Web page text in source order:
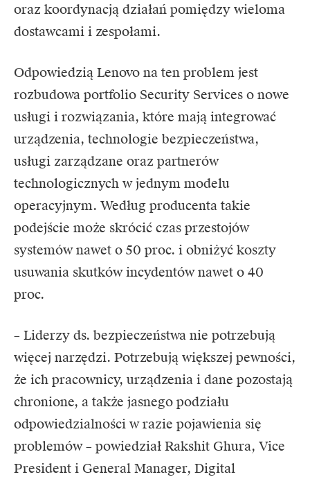
oraz koordynacją działań pomiędzy wieloma
dostawcami i zespołami.
Odpowiedzią Lenovo na ten problem jest
rozbudowa portfolio Security Services o nowe
usługi i rozwiązania, które mają integrować
urządzenia, technologie bezpieczeństwa,
usługi zarządzane oraz partnerów
technologicznych w jednym modelu
operacyjnym. Według producenta takie
podejście może skrócić czas przestojów
systemów nawet o 50 proc. i obniżyć koszty
usuwania skutków incydentów nawet o 40
proc.
– Liderzy ds. bezpieczeństwa nie potrzebują
więcej narzędzi. Potrzebują większej pewności,
że ich pracownicy, urządzenia i dane pozostają
chronione, a także jasnego podziału
odpowiedzialności w razie pojawienia się
problemów – powiedział Rakshit Ghura, Vice
President i General Manager, Digital